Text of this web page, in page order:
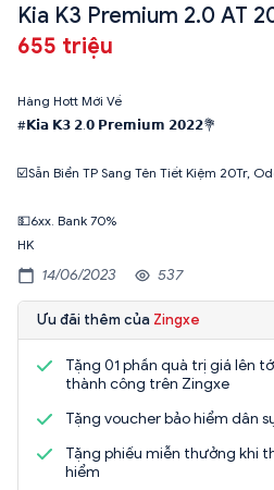
Kia K3 Premium 2.0 AT
655 triệu
Hàng Hott Mới Về
#𝗞𝗶𝗮 𝗞𝟯 𝟮.𝟬 𝗣𝗿𝗲𝗺𝗶𝘂𝗺 𝟮𝟬𝟮𝟮💐
☑️Sẵn Biển TP Sang Tên Tiết Kiệm 20Tr,
💵6xx. Bank 70%
HK
14/06/2023 537
Ưu đãi thêm của Zingxe
Tặng 01 phần quà trị giá lên
thành công trên Zingxe
Tặng voucher bảo hiểm dân
Tặng phiếu miễn thưởng khi
hiểm